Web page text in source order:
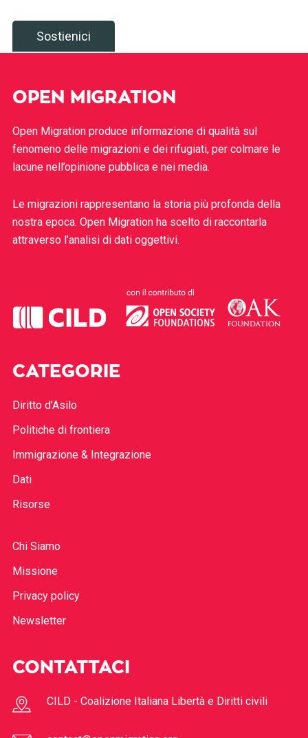
Sostienici
OPEN MIGRATION
Open Migration produce informazione di qualità sul
fenomeno delle migrazioni e dei rifugiati, per colmare le
lacune nell’opinione pubblica e nei media.
Le migrazioni rappresentano la storia più profonda della
nostra epoca. Open Migration ha scelto di raccontarla
attraverso l’analisi di dati oggettivi.
CATEGORIE
Diritto d’Asilo
Politiche di frontiera
Immigrazione & Integrazione
Dati
Risorse
Chi Siamo
Missione
Privacy policy
Newsletter
CONTATTACI
CILD - Coalizione Italiana Libertà e Diritti civili